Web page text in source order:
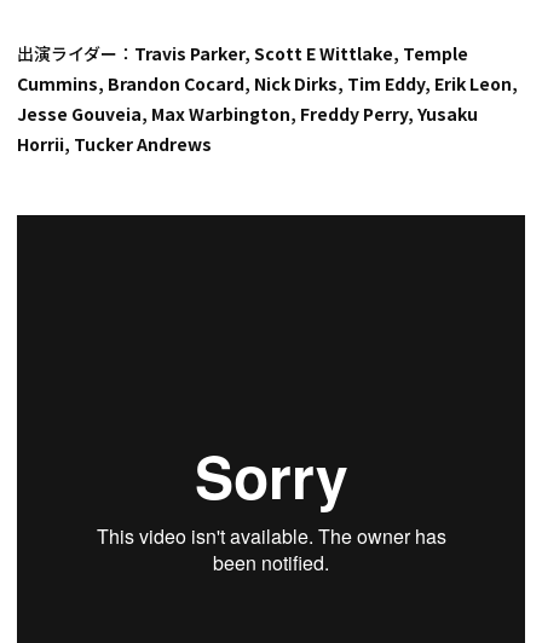
出演ライダー： Travis Parker, Scott E Wittlake, Temple
Cummins, Brandon Cocard, Nick Dirks, Tim Eddy, Erik Leon,
Jesse Gouveia, Max Warbington, Freddy Perry, Yusaku
Horrii, Tucker Andrews